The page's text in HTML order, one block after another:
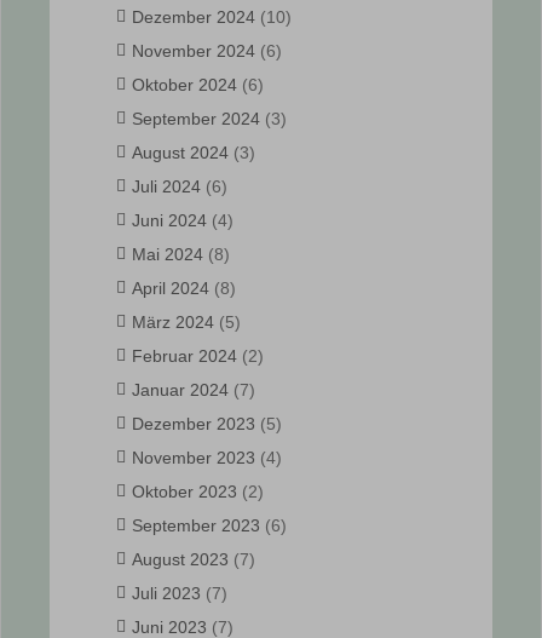
Dezember 2024 (10)
November 2024 (6)
Oktober 2024 (6)
September 2024 (3)
August 2024 (3)
Juli 2024 (6)
Juni 2024 (4)
Mai 2024 (8)
April 2024 (8)
März 2024 (5)
Februar 2024 (2)
Januar 2024 (7)
Dezember 2023 (5)
November 2023 (4)
Oktober 2023 (2)
September 2023 (6)
August 2023 (7)
Juli 2023 (7)
Juni 2023 (7)